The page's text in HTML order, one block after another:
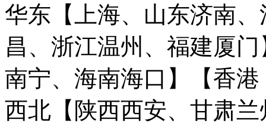
华东【上海、山东济南
昌、浙江温州、福建厦门
南宁、海南海口】
【香
西北【陕西西安、甘肃